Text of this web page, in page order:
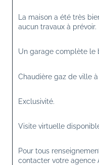
La maison a été très
aucun travaux à prévoir.
Un garage complète le
Chaudière gaz de ville
Exclusivité.
Visite virtuelle
Pour tous
contacter votre agence